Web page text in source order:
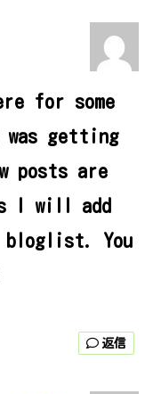
for some
getting
posts are
I will add
bloglist. You
返信